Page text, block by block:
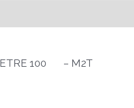
100 – M2T